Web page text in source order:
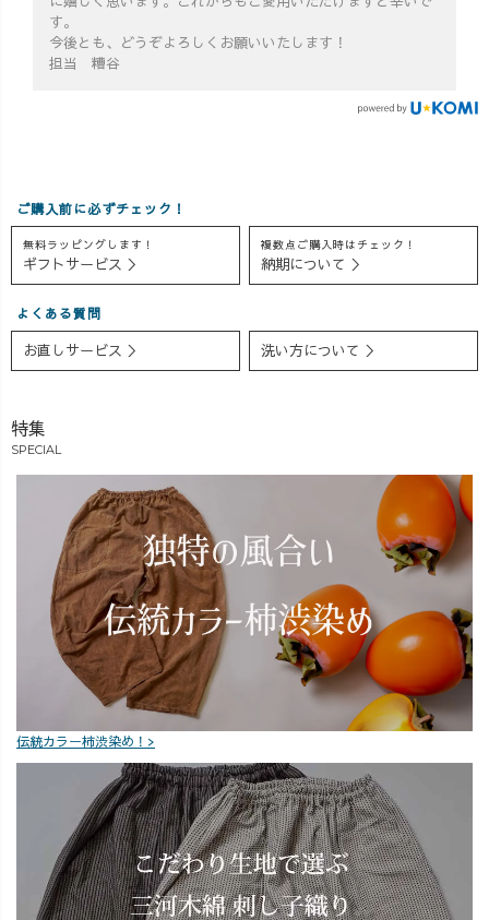
す。
今後とも、どうぞよろしくお願いいたします！
担当 糟谷
ご購入前に必ずチェック！
無料ラッピングします！
ギフトサービス ＞
複数点ご購入時はチェック！
納期について ＞
よくある質問
お直しサービス ＞ 洗い方について ＞
特集
SPECIAL
伝統カラー柿渋染め！>